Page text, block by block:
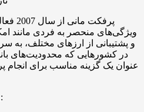
ویژگی‌های منحصر به فردی مانند
و پشتیبانی از ارزهای مختلف، به
در کشورهایی که محدودیت‌های
عنوان یک گزینه مناسب برای انجام
ویژگی‌های کلیدی پرفکت مانی: